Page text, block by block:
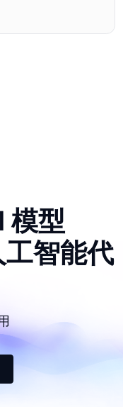
模型
智能代